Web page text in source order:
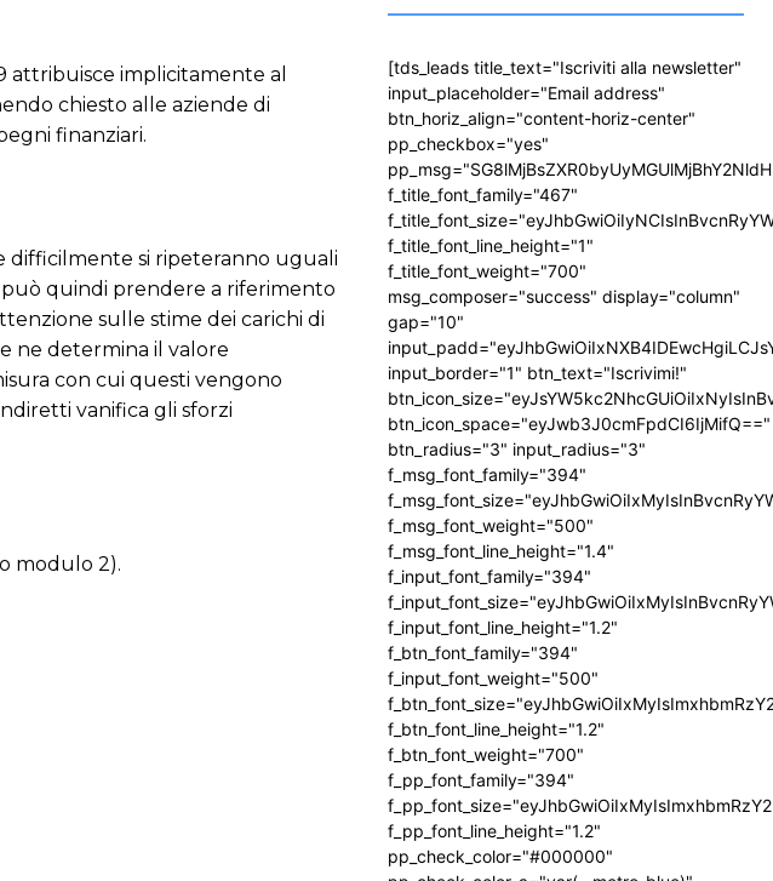
attribuisce implicitamente al
chiesto alle aziende di
finanziari.
difficilmente si ripeteranno uguali
può quindi prendere a riferimento
sulle stime dei carichi di
ne determina il valore
con cui questi vengono
vanifica gli sforzi
modulo 2).
[tds_leads title_text="Iscriviti alla newsletter"
input_placeholder="Email address"
btn_horiz_align="content-horiz-center"
pp_checkbox="yes"
f_title_font_family="467"
f_title_font_line_height="1"
f_title_font_weight="700"
msg_composer="success" display="column"
gap="10"
input_border="1" btn_text="Iscrivimi!"
btn_icon_space="eyJwb3J0cmFpdCI6IjMifQ=="
btn_radius="3" input_radius="3"
f_msg_font_family="394"
f_msg_font_weight="500"
f_msg_font_line_height="1.4"
f_input_font_family="394"
f_input_font_line_height="1.2"
f_btn_font_family="394"
f_input_font_weight="500"
f_btn_font_line_height="1.2"
f_btn_font_weight="700"
f_pp_font_family="394"
f_pp_font_line_height="1.2"
pp_check_color="#000000"